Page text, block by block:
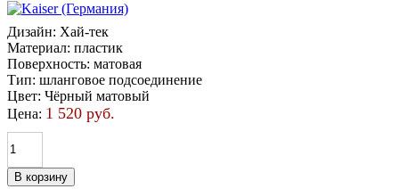
Дизайн: Хай-тек
Материал: пластик
Поверхность: матовая
Тип: шланговое подсоединение
Цвет: Чёрный матовый
Цена: 1 520 руб.